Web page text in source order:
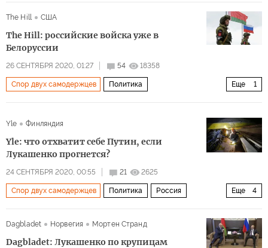
The Hill США
The Hill: российские войска уже в
Белоруссии
26 СЕНТЯБРЯ 2020, 01:27 54 18358
Еще 1
Спор двух самодержцев Политика
Yle Финляндия
Yle: что отхватит себе Путин, если
Лукашенко прогнется?
24 СЕНТЯБРЯ 2020, 00:55 21 2625
Еще 4
Спор двух самодержцев Политика Россия
Dagbladet Норвегия Мортен Странд
Dagbladet: Лукашенко по крупицам